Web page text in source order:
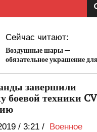
Сейчас читают:
Воздушные шары —
обязательное украшение для
завершили
боевой техники
/ 3:21 / Военное